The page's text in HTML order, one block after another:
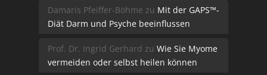
Damaris Pfeiffer-Böhme zu Mit der GAPS™-
Diät Darm und Psyche beeinflussen
Prof. Dr. Ingrid Gerhard zu Wie Sie Myome
vermeiden oder selbst heilen können